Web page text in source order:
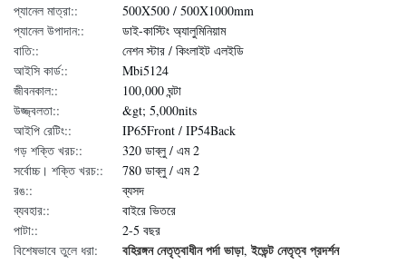
প্যানেল মাত্রা::
500X500 / 500X1000mm
প্যানেল উপাদান::
ডাই-কাস্টিং অ্যালুমিনিয়াম
বাতি::
নেশন স্টার / কিংলাইট এলইডি
আইসি কার্ড::
Mbi5124
জীবনকাল::
100,000 ঘন্টা
উজ্জ্বলতা::
&gt; 5,000nits
আইপি রেটিং::
IP65Front / IP54Back
গড় শক্তি খরচ::
320 ডাব্লু / এম 2
সর্বোচ্চ। শক্তি খরচ::
780 ডাব্লু / এম 2
রঙ::
ব্যসদ
ব্যবহার::
বাইরে ভিতরে
পাটা::
2-5 বছর
বিশেষভাবে তুলে ধরা:
বহিরঙ্গন নেতৃত্বাধীন পর্দা ভাড়া,ইভেন্ট নেতৃত্ব প্রদর্শন